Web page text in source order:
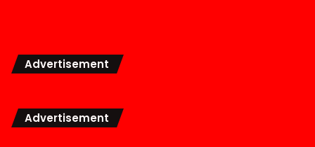
Advertisement
Advertisement